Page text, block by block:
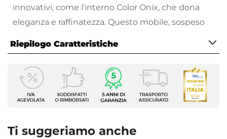
innovativi, come l'interno Color Onix, che dona
eleganza e raffinatezza. Questo mobile, sospeso
delle chiusure soft close e uno specchio, che
accresce la luminosità e la profondità del bagno.
Riepilogo Caratteristiche
Caratteristiche Mobile
Larghezza
139,4 cm
Ti suggeriamo anche